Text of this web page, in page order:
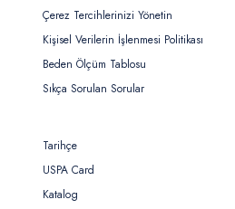
Çerez Tercihlerinizi Yönetin
Kişisel Verilerin İşlenmesi Politikası
Beden Ölçüm Tablosu
Sıkça Sorulan Sorular
Tarihçe
USPA Card
Katalog